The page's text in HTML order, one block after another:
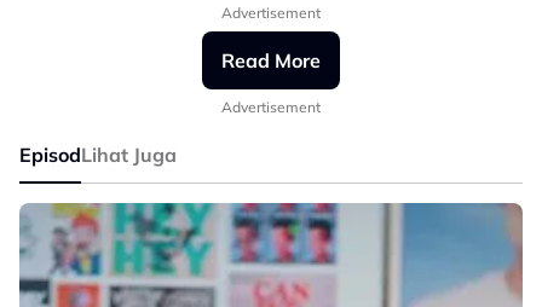
twist, Aiman anak Datin Zakiyah!
Adakah cinta akan berputik atau berakhir begitu saja?
Gempak!
Fallin Intern You
🗓️ 3 episod setiap Isnin - Jumaat
📺 gempak.com, YouTube, TikTok, Facebook &
Instagram Astro Gempak
Advertisement
Read More
Advertisement
EpisodLihat Juga